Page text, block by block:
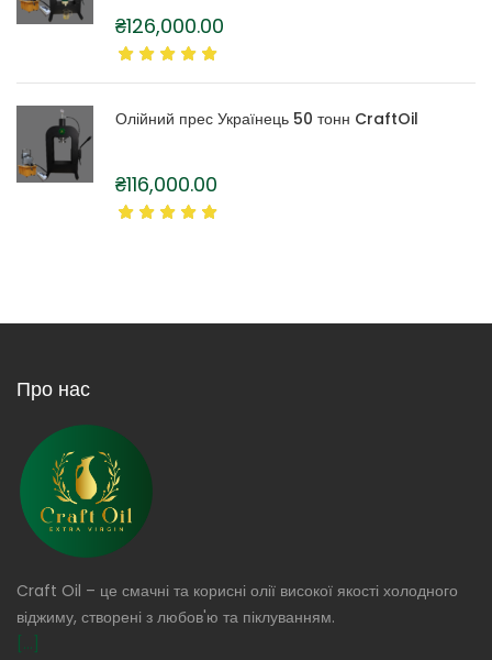
₴126,000.00
Олійний прес Українець 50 тонн CraftOil
₴116,000.00
Про нас
Craft Oil – це смачні та корисні олії високої якості холодного
віджиму, створені з любов'ю та піклуванням.
[...]